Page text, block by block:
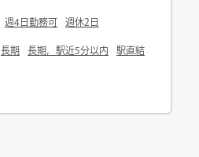
週4日勤務可 週休2日
長期 長期，駅近5分以内 駅直結